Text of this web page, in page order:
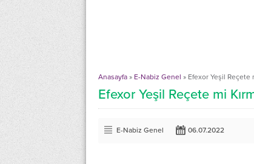
Anasayfa » E-Nabiz Genel » Efexor Yeşil Reçete
Efexor Yeşil Reçete mi
E-Nabiz Genel 06.07.2022